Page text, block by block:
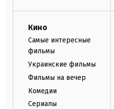
Кино
Самые интересные
фильмы
Украинские фильмы
Фильмы на вечер
Комедии
Сериалы